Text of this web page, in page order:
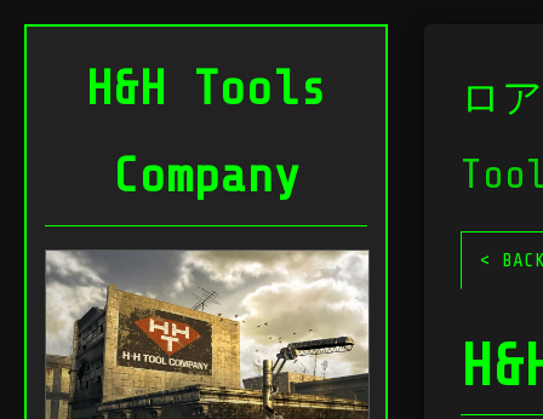
H&H Tools
Company
ロ
<